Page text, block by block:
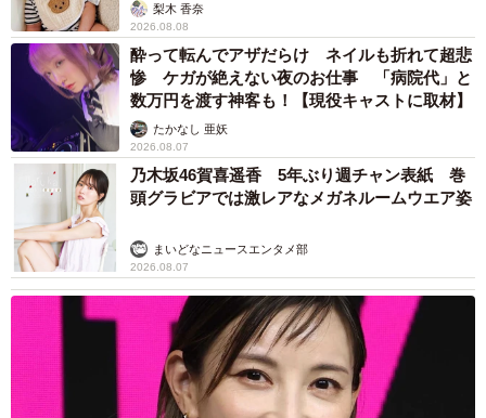
梨木 香奈
2026.08.08
酔って転んでアザだらけ ネイルも折れて超悲
惨 ケガが絶えない夜のお仕事 「病院代」と
数万円を渡す神客も！【現役キャストに取材】
たかなし 亜妖
2026.08.07
乃木坂46賀喜遥香 5年ぶり週チャン表紙 巻
頭グラビアでは激レアなメガネルームウエア姿
まいどなニュースエンタメ部
2026.08.07